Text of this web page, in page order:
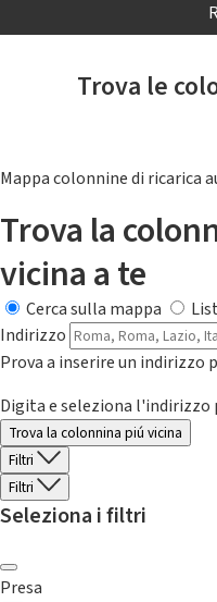
Trova le
Mappa colonnine di ricarica
Trova la
vicina a te
Cerca sulla mappa
Indirizzo
Prova a inserire un indirizzo
Digita e seleziona
Trova la colonnina piú vicina
Filtri
Filtri
Seleziona i filtri
Presa